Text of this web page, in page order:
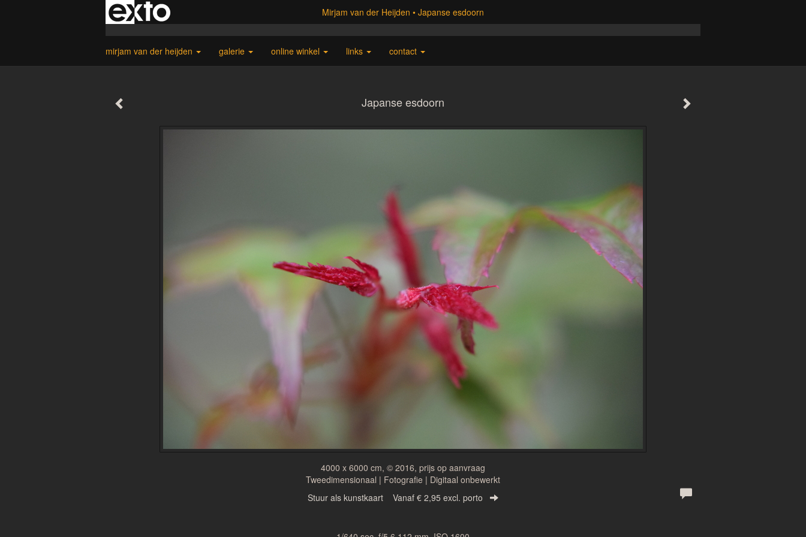
Mirjam van der Heijden Japanse esdoorn
mirjam van der heijden galerie online winkel links contact
Japanse esdoorn
4000 x 6000 cm, © 2016, prijs op aanvraag
Tweedimensionaal | Fotografie | Digitaal onbewerkt
Stuur als kunstkaart Vanaf € 2,95 excl. porto